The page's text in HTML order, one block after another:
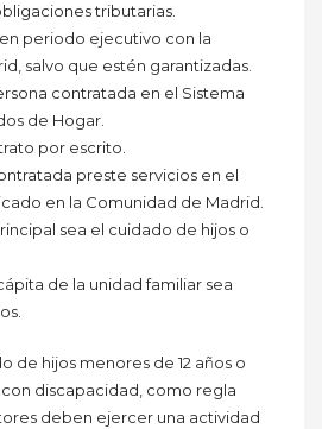
tributarias.
periodo ejecutivo con la
salvo que estén garantizadas.
contratada en el Sistema
de Hogar.
por escrito.
preste servicios en el
en la Comunidad de Madrid.
sea el cuidado de hijos o
de la unidad familiar sea
de hijos menores de 12 años o
con discapacidad, como regla
deben ejercer una actividad